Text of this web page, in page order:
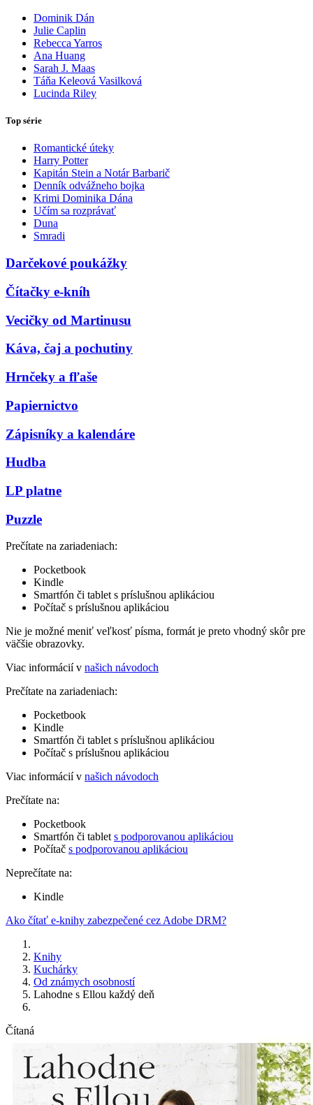
Dominik Dán
Julie Caplin
Rebecca Yarros
Ana Huang
Sarah J. Maas
Táňa Keleová Vasilková
Lucinda Riley
Top série
Romantické úteky
Harry Potter
Kapitán Stein a Notár Barbarič
Denník odvážneho bojka
Krimi Dominika Dána
Učím sa rozprávať
Duna
Smradi
Darčekové poukážky
Čítačky e-kníh
Vecičky od Martinusu
Káva, čaj a pochutiny
Hrnčeky a fľaše
Papiernictvo
Zápisníky a kalendáre
Hudba
LP platne
Puzzle
Prečítate na zariadeniach:
Pocketbook
Kindle
Smartfón či tablet s príslušnou aplikáciou
Počítač s príslušnou aplikáciou
Nie je možné meniť veľkosť písma, formát je preto vhodný skôr pre
väčšie obrazovky.
Viac informácií v našich návodoch
Prečítate na zariadeniach:
Pocketbook
Kindle
Smartfón či tablet s príslušnou aplikáciou
Počítač s príslušnou aplikáciou
Viac informácií v našich návodoch
Prečítate na:
Pocketbook
Smartfón či tablet s podporovanou aplikáciou
Počítač s podporovanou aplikáciou
Neprečítate na:
Kindle
Ako čítať e-knihy zabezpečené cez Adobe DRM?
Knihy
Kuchárky
Od známych osobností
Lahodne s Ellou každý deň
Čítaná